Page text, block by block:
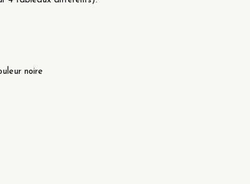
noire